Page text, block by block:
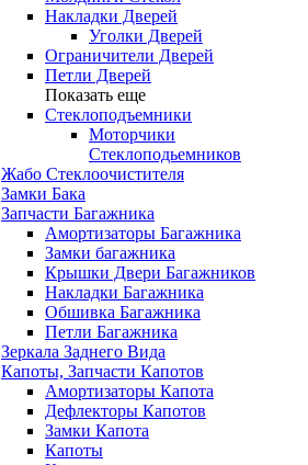
Накладки Дверей
Уголки Дверей
Ограничители Дверей
Петли Дверей
Показать еще
Стеклоподъемники
Моторчики
Стеклоподьемников
Жабо Стеклоочистителя
Замки Бака
Запчасти Багажника
Амортизаторы Багажника
Замки багажника
Крышки Двери Багажников
Накладки Багажника
Обшивка Багажника
Петли Багажника
Зеркала Заднего Вида
Капоты, Запчасти Капотов
Амортизаторы Капота
Дефлекторы Капотов
Замки Капота
Капоты